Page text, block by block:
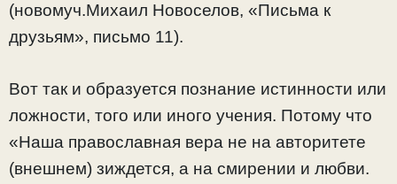
(новомуч.Михаил Новоселов, «Письма к
друзьям», письмо 11).
Вот так и образуется познание истинности или
ложности, того или иного учения. Потому что
«Наша православная вера не на авторитете
(внешнем) зиждется, а на смирении и любви.